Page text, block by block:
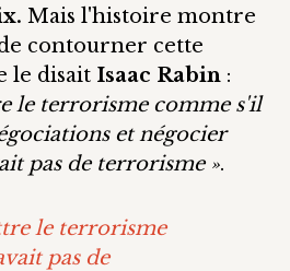
Mais l'histoire montre
contourner cette
le disait Isaac Rabin :
le terrorisme comme s'il
et négocier
pas de terrorisme ».
le terrorisme
pas de